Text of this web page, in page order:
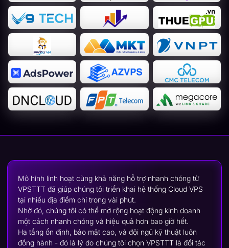
Mô hình linh hoạt cùng khả năng hỗ trợ nhanh chóng từ
VPSTTT đã giúp chúng tôi triển khai hệ thống Cloud VPS
tại nhiều địa điểm chỉ trong vài phút.
Nhờ đó, chúng tôi có thể mở rộng hoạt động kinh doanh
một cách nhanh chóng và hiệu quả hơn bao giờ hết.
Hạ tầng ổn định, bảo mật cao, và đội ngũ kỹ thuật luôn
đồng hành - đó là lý do chúng tôi chọn VPSTTT là đối tác